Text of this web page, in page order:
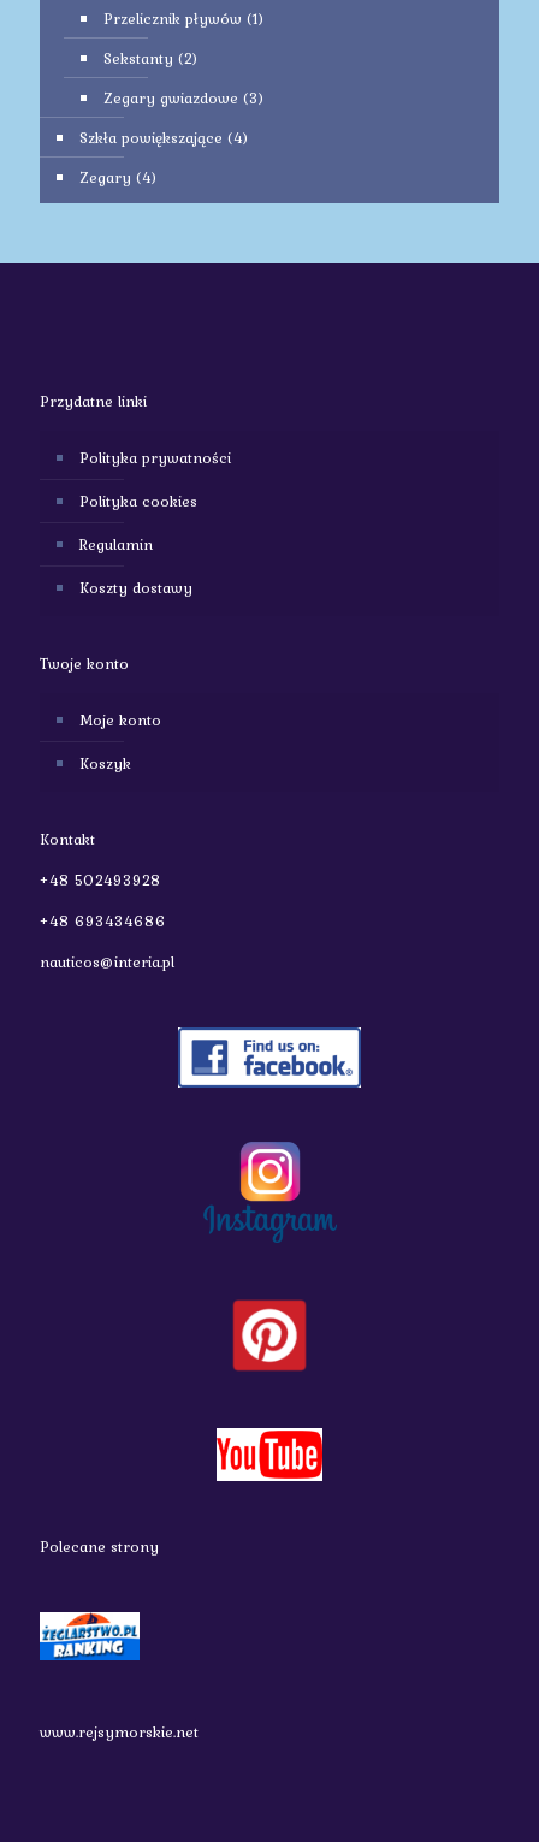
Przelicznik pływów (1)
Sekstanty (2)
Zegary gwiazdowe (3)
Szkła powiększające (4)
Zegary (4)
Przydatne linki
Polityka prywatności
Polityka cookies
Regulamin
Koszty dostawy
Twoje konto
Moje konto
Koszyk
Kontakt
+48 502493928
+48 693434686
nauticos@interia.pl
Polecane strony
www.rejsymorskie.net